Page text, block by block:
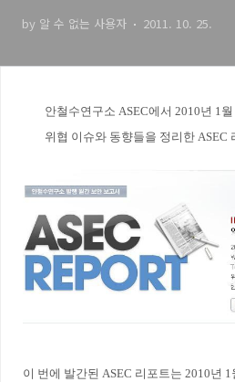
by 알 수 없는 사용자 2011. 10. 25.
안철수연구소 ASEC에서 2010년 1
위협 이슈와 동향들을 정리한 ASEC
이 번에 발간된 ASEC 리포트는 2010년